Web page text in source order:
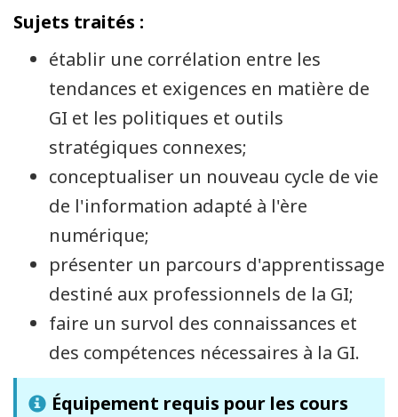
Sujets traités :
établir une corrélation entre les
tendances et exigences en matière de
GI et les politiques et outils
stratégiques connexes;
conceptualiser un nouveau cycle de vie
de l'information adapté à l'ère
numérique;
présenter un parcours d'apprentissage
destiné aux professionnels de la GI;
faire un survol des connaissances et
des compétences nécessaires à la GI.
Équipement requis pour les cours